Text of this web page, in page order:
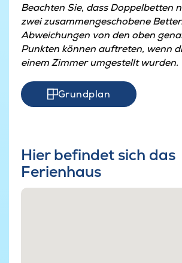
Beachten Sie, dass Doppelbetten
zwei zusammengeschobene
Abweichungen von den oben
Punkten können auftreten, wenn
einem Zimmer umgestellt wurden.
Grundplan
Hier befindet sich das
Ferienhaus